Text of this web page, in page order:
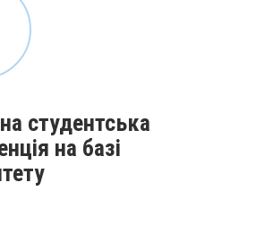
студентська
на базі